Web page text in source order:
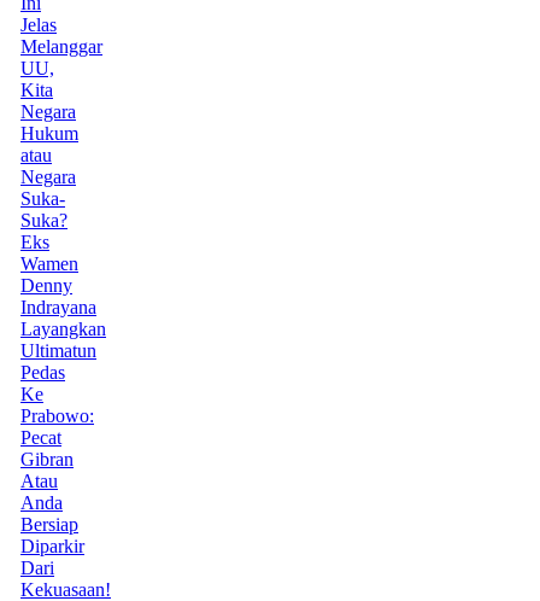
Jelas
Melanggar
UU,
Kita
Negara
Hukum
atau
Negara
Suka-
Suka?
Eks
Wamen
Denny
Indrayana
Layangkan
Ultimatun
Pedas
Ke
Prabowo:
Pecat
Gibran
Atau
Anda
Bersiap
Diparkir
Dari
Kekuasaan!